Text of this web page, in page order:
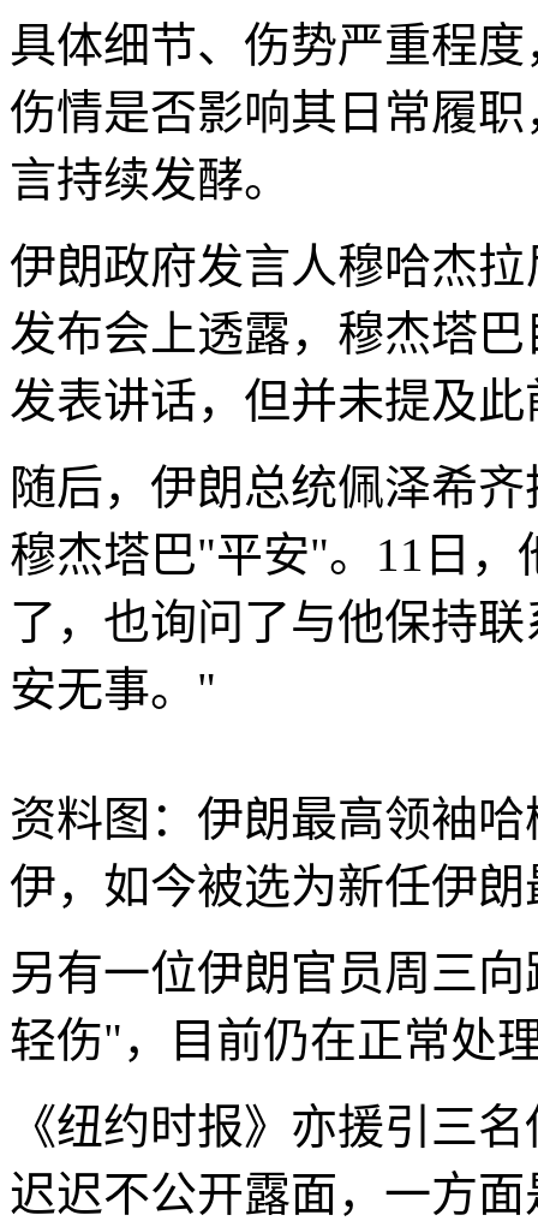
具体细节、伤势严重程
伤情是否影响其日常履
言持续发酵。
伊朗政府发言人穆哈杰
发布会上透露，穆杰塔
发表讲话，但并未提及
随后，伊朗总统佩泽希
穆杰塔巴"平安"。11日
了，也询问了与他保持
安无事。"
资料图：伊朗最高领袖
伊，如今被选为新任伊
另有一位伊朗官员周三
轻伤"，目前仍在正常处
《纽约时报》亦援引三
迟迟不公开露面，一方